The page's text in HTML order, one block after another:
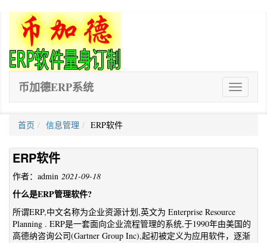
ERP
软
币加德ERP系统
首页 信息管理 ERP软件
ERP软件
作者：admin 2021-09-18
什么是ERP管理软件?
所谓ERP,中文名称为企业资源计划,英文为 Enterprise Resource
Planning . ERP是一套面向企业流程管理的系统,于1990年由美国的
高德纳咨询公司(Gartner Group Inc),起初被定义为应用软件，逐渐